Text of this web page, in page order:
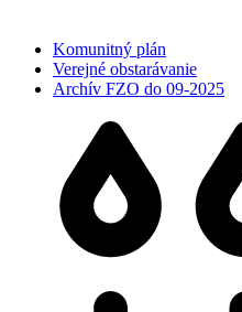
Komunitný plán
Verejné obstarávanie
Archív FZO do 09-2025